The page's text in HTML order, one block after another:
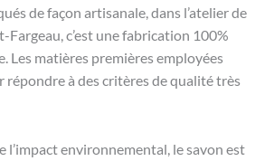
de façon artisanale, dans l’atelier de
Fargeau, c’est une fabrication 100%
Les matières premières employées
répondre à des critères de qualité très
l’impact environnemental, le savon est